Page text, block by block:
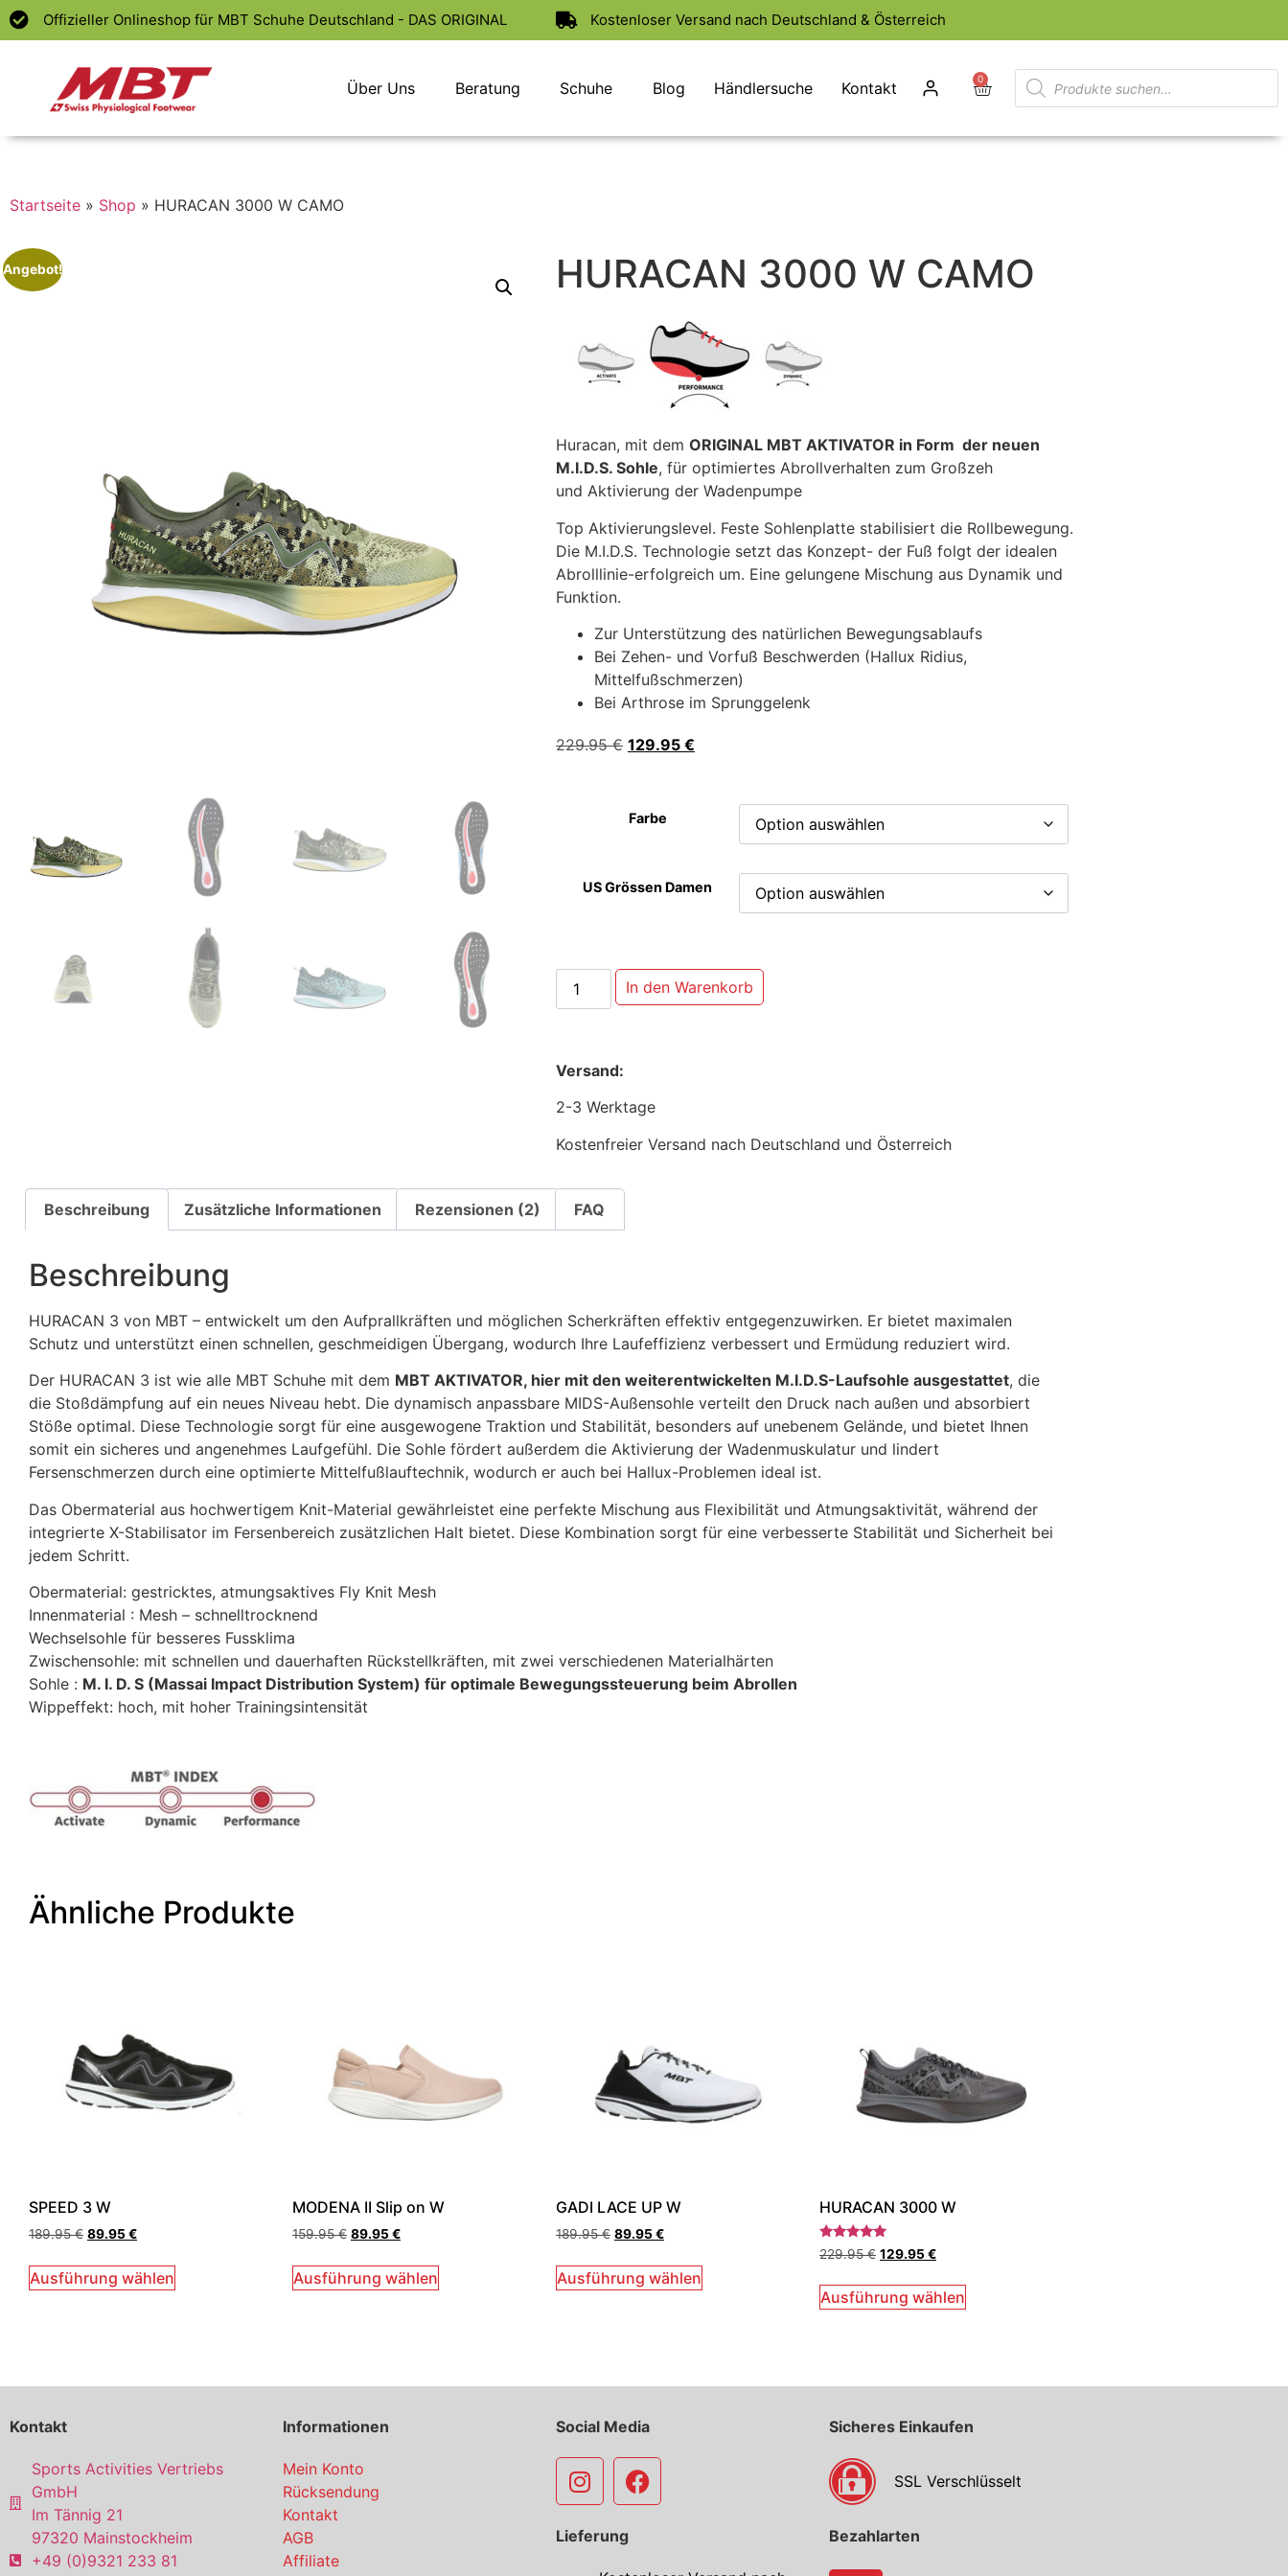
Offizieller Onlineshop für MBT Schuhe Deutschland - DAS ORIGINAL Kostenloser Versand nach Deutschland & Österreich
Über Uns Beratung Schuhe Blog Händlersuche Kontakt 0
Startseite » Shop » HURACAN 3000 W CAMO
Angebot! HURACAN 3000 W CAMO
Huracan, mit dem ORIGINAL MBT AKTIVATOR in Form der neuen
M.I.D.S. Sohle, für optimiertes Abrollverhalten zum Großzeh
und Aktivierung der Wadenpumpe
Top Aktivierungslevel. Feste Sohlenplatte stabilisiert die Rollbewegung.
Die M.I.D.S. Technologie setzt das Konzept- der Fuß folgt der idealen
Abrolllinie-erfolgreich um. Eine gelungene Mischung aus Dynamik und
Funktion.
Zur Unterstützung des natürlichen Bewegungsablaufs
Bei Zehen- und Vorfuß Beschwerden (Hallux Ridius,
Mittelfußschmerzen)
Bei Arthrose im Sprunggelenk
229.95€ 129.95 €
Farbe
US Grössen Damen
In den Warenkorb
Versand:
2-3 Werktage
Kostenfreier Versand nach Deutschland und Österreich
Beschreibung Zusätzliche Informationen Rezensionen (2) FAQ
Beschreibung
HURACAN 3 von MBT – entwickelt um den Aufprallkräften und möglichen Scherkräften effektiv entgegenzuwirken. Er bietet maximalen
Schutz und unterstützt einen schnellen, geschmeidigen Übergang, wodurch Ihre Laufeffizienz verbessert und Ermüdung reduziert wird.
Der HURACAN 3 ist wie alle MBT Schuhe mit dem MBT AKTIVATOR, hier mit den weiterentwickelten M.I.D.S-Laufsohle ausgestattet, die
die Stoßdämpfung auf ein neues Niveau hebt. Die dynamisch anpassbare MIDS-Außensohle verteilt den Druck nach außen und absorbiert
Stöße optimal. Diese Technologie sorgt für eine ausgewogene Traktion und Stabilität, besonders auf unebenem Gelände, und bietet Ihnen
somit ein sicheres und angenehmes Laufgefühl. Die Sohle fördert außerdem die Aktivierung der Wadenmuskulatur und lindert
Fersenschmerzen durch eine optimierte Mittelfußlauftechnik, wodurch er auch bei Hallux-Problemen ideal ist.
Das Obermaterial aus hochwertigem Knit-Material gewährleistet eine perfekte Mischung aus Flexibilität und Atmungsaktivität, während der
integrierte X-Stabilisator im Fersenbereich zusätzlichen Halt bietet. Diese Kombination sorgt für eine verbesserte Stabilität und Sicherheit bei
jedem Schritt.
Obermaterial: gestricktes, atmungsaktives Fly Knit Mesh
Innenmaterial : Mesh – schnelltrocknend
Wechselsohle für besseres Fussklima
Zwischensohle: mit schnellen und dauerhaften Rückstellkräften, mit zwei verschiedenen Materialhärten
Sohle : M. I. D. S (Massai Impact Distribution System) für optimale Bewegungssteuerung beim Abrollen
Wippeffekt: hoch, mit hoher Trainingsintensität
Ähnliche Produkte
SPEED 3 W
189.95€ 89.95€
Ausführung wählen
MODENA II Slip on W
159.95€ 89.95€
Ausführung wählen
GADI LACE UP W
189.95€ 89.95€
Ausführung wählen
HURACAN 3000 W
Bewertet
mit
von 5
229.95€ 129.95€
Ausführung wählen
Kontakt
Sports Activities Vertriebs
GmbH
Im Tännig 21
97320 Mainstockheim
+49 (0)9321 233 81
Informationen
Mein Konto
Rücksendung
Kontakt
AGB
Affiliate
Social Media
Lieferung
Sicheres Einkaufen
SSL Verschlüsselt
Bezahlarten